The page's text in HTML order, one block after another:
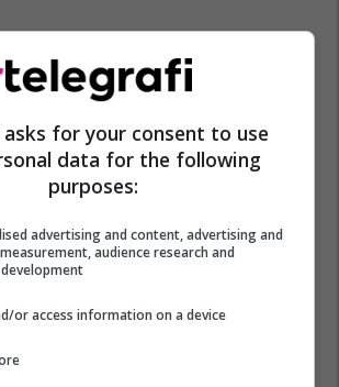
for your consent to use
data for the following
purposes:
advertising and content, advertising and
audience research and
or access information on a device